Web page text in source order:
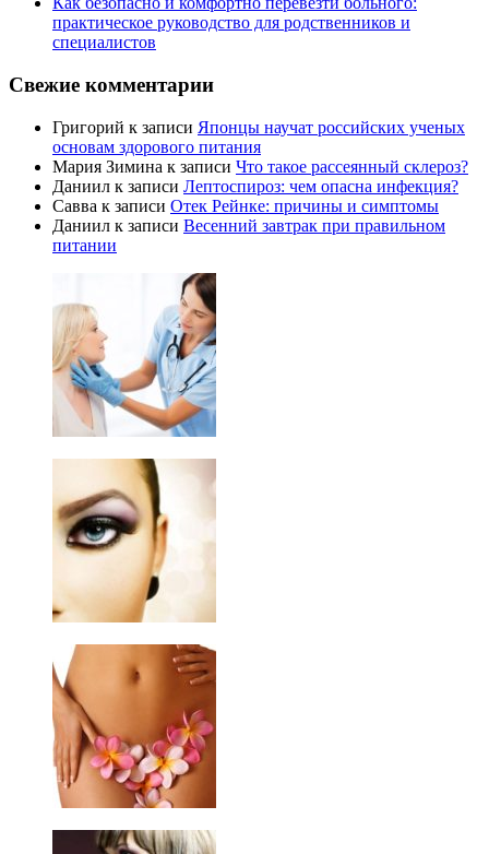
практическое руководство для родственников и
специалистов
Свежие комментарии
Григорий к записи Японцы научат российских ученых
основам здорового питания
Мария Зимина к записи Что такое рассеянный склероз?
Даниил к записи Лептоспироз: чем опасна инфекция?
Савва к записи Отек Рейнке: причины и симптомы
Даниил к записи Весенний завтрак при правильном
питании